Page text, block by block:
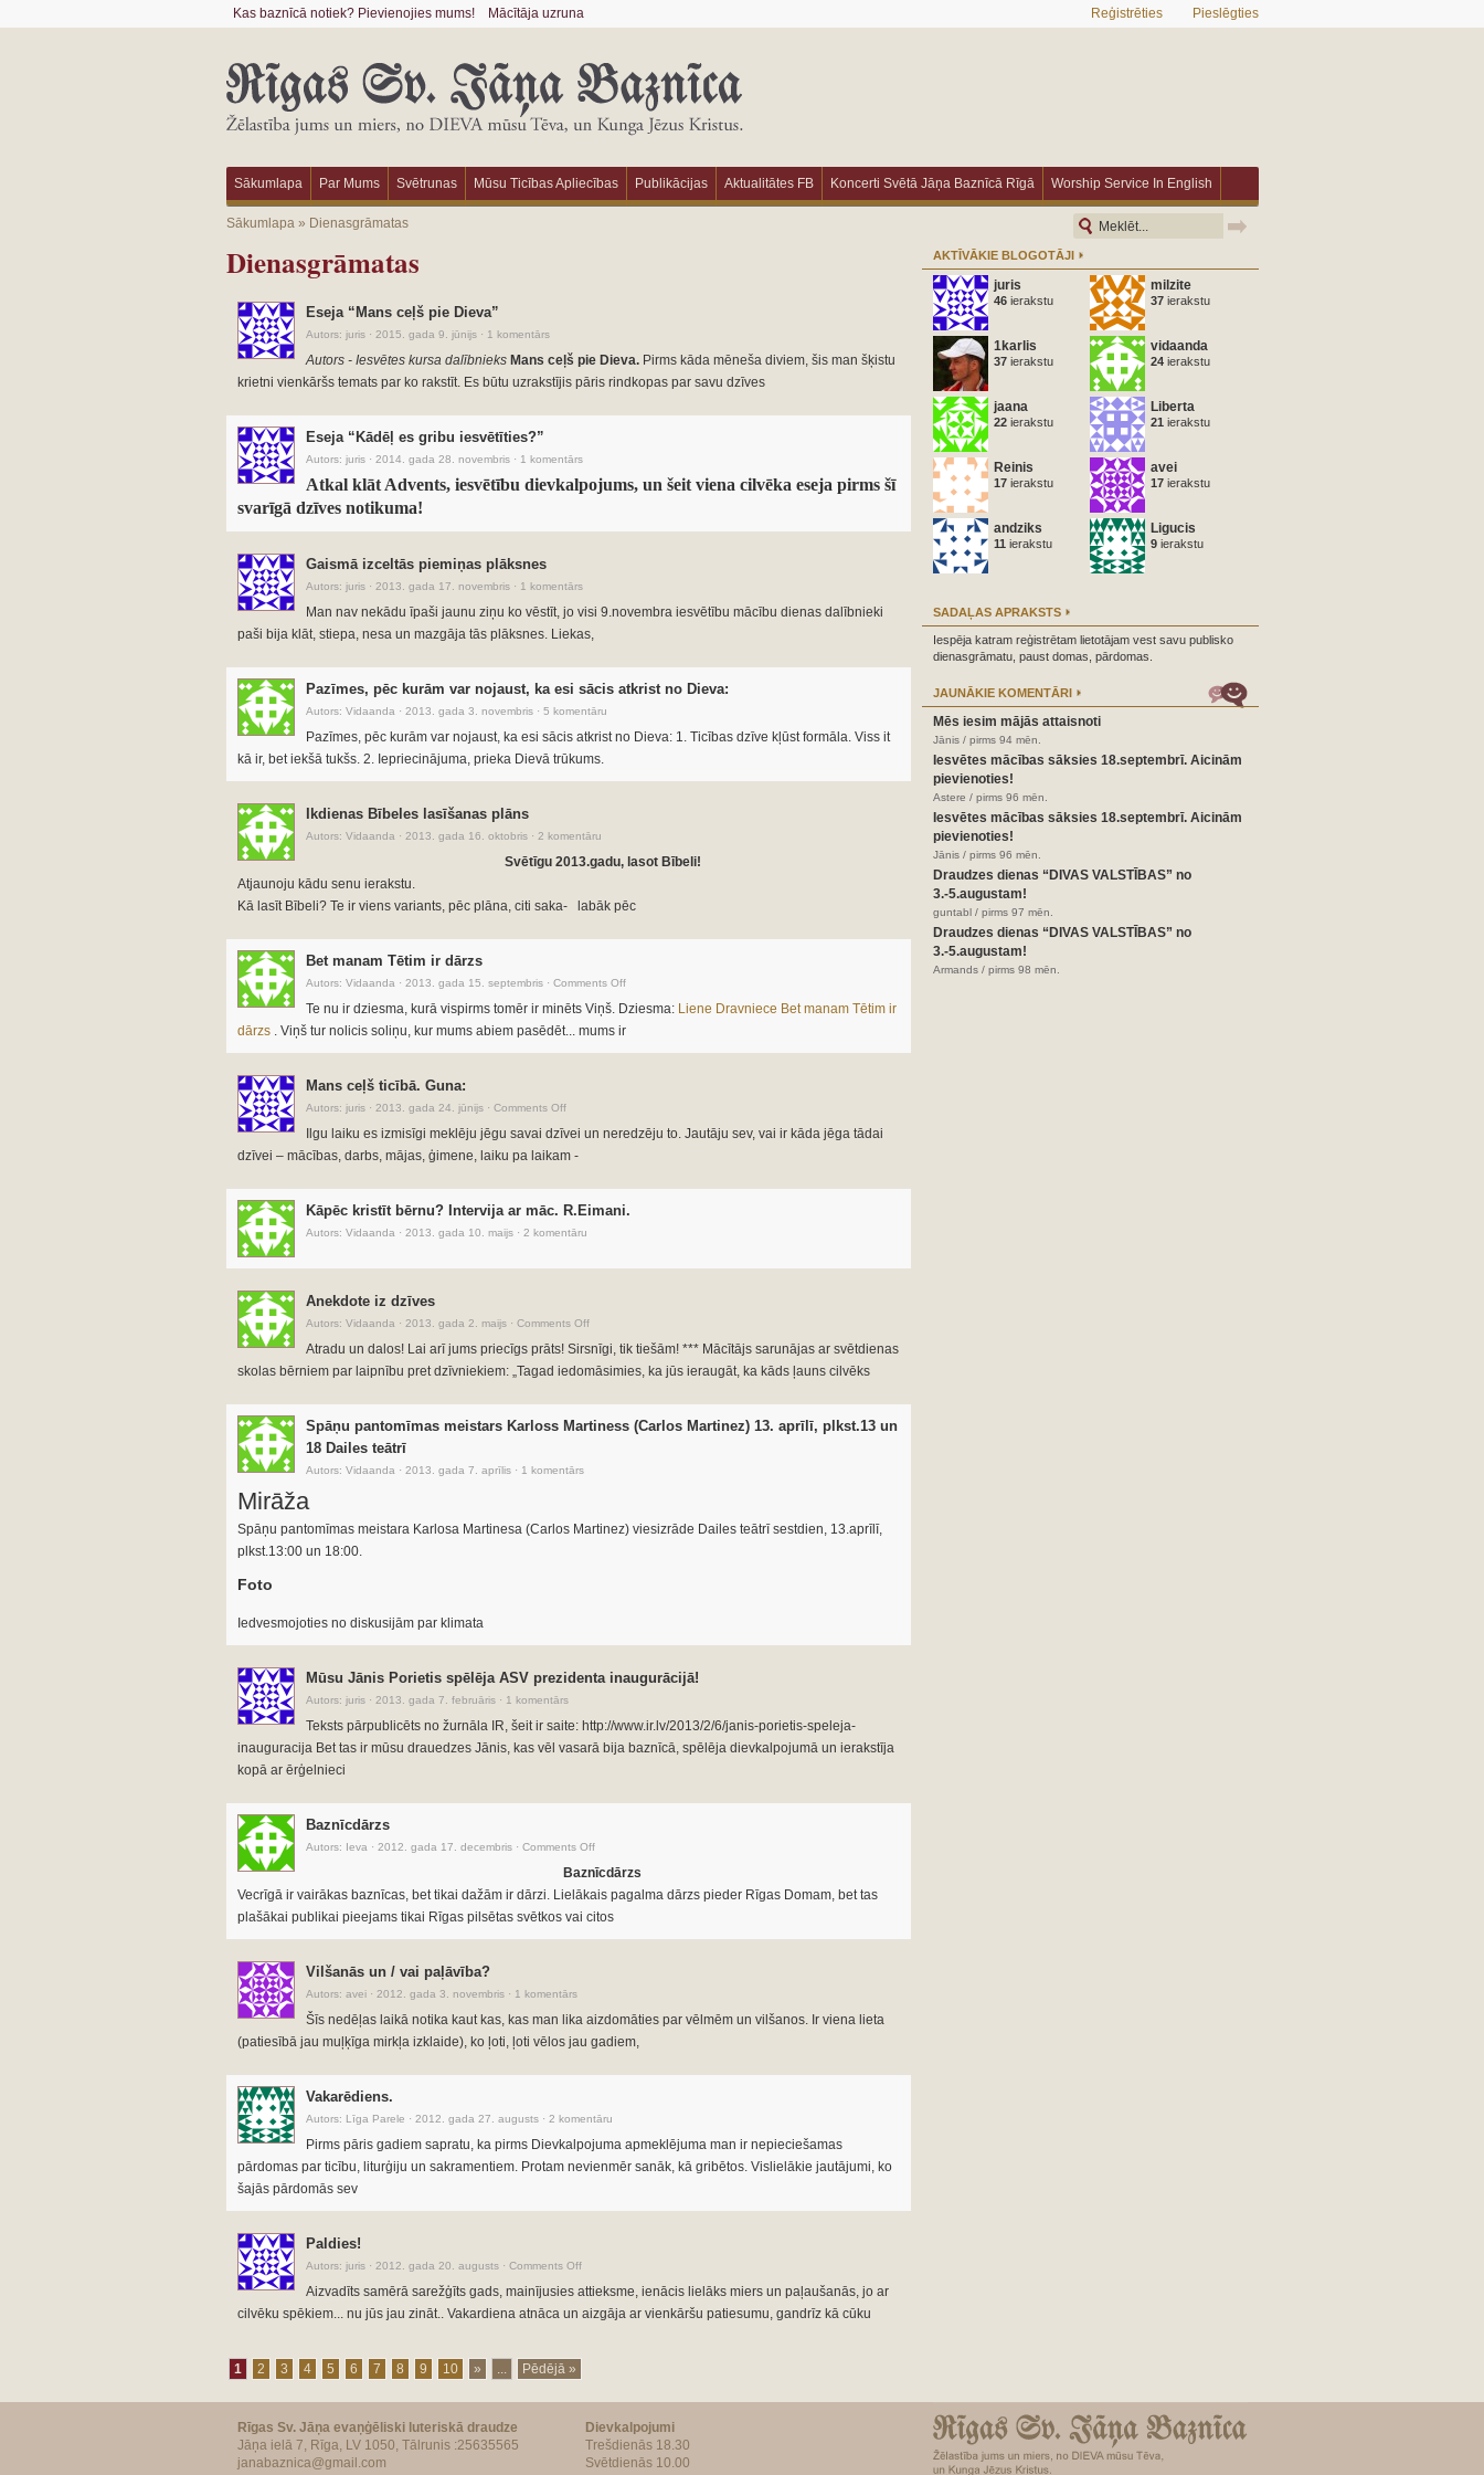
Kas baznīcā notiek? Pievienojies mums! Mācītāja uzruna Reģistrēties Pieslēgties
Sākumlapa Par Mums Svētrunas Mūsu Ticības Apliecības Publikācijas Aktualitātes FB Koncerti Svētā Jāņa Baznīcā Rīgā Worship Service In English
Sākumlapa» Dienasgrāmatas
Dienasgrāmatas
Eseja “Mans ceļš pie Dieva”
Autors: juris · 2015. gada 9. jūnijs · 1 komentārs
Autors - Iesvētes kursa dalībnieks Mans ceļš pie Dieva.Pirms kāda mēneša diviem, šis man šķistu
krietni vienkāršs temats par ko rakstīt. Es būtu uzrakstījis pāris rindkopas par savu dzīves
Eseja “Kādēļ es gribu iesvētīties?”
Autors: juris · 2014. gada 28. novembris · 1 komentārs
Atkal klāt Advents, iesvētību dievkalpojums, un šeit viena cilvēka eseja pirms šī
svarīgā dzīves notikuma!
Gaismā izceltās piemiņas plāksnes
Autors: juris · 2013. gada 17. novembris · 1 komentārs
Man nav nekādu īpaši jaunu ziņu ko vēstīt, jo visi 9.novembra iesvētību mācību dienas dalībnieki
paši bija klāt, stiepa, nesa un mazgāja tās plāksnes. Liekas,
Pazīmes, pēc kurām var nojaust, ka esi sācis atkrist no Dieva:
Autors: Vidaanda · 2013. gada 3. novembris · 5 komentāru
Pazīmes, pēc kurām var nojaust, ka esi sācis atkrist no Dieva: 1. Ticības dzīve kļūst formāla. Viss it
kā ir, bet iekšā tukšs. 2. Iepriecinājuma, prieka Dievā trūkums.
Ikdienas Bībeles lasīšanas plāns
Autors: Vidaanda · 2013. gada 16. oktobris · 2 komentāru
Svētīgu 2013.gadu, lasot Bībeli!
Atjaunoju kādu senu ierakstu.
Kā lasīt Bībeli? Te ir viens variants, pēc plāna, citi saka- labāk pēc
Bet manam Tētim ir dārzs
Autors: Vidaanda · 2013. gada 15. septembris · Comments Off
Te nu ir dziesma, kurā vispirms tomēr ir minēts Viņš. Dziesma: Liene Dravniece Bet manam Tētim ir
dārzs . Viņš tur nolicis soliņu, kur mums abiem pasēdēt... mums ir
Mans ceļš ticībā. Guna:
Autors: juris · 2013. gada 24. jūnijs · Comments Off
Ilgu laiku es izmisīgi meklēju jēgu savai dzīvei un neredzēju to. Jautāju sev, vai ir kāda jēga tādai
dzīvei – mācības, darbs, mājas, ģimene, laiku pa laikam -
Kāpēc kristīt bērnu? Intervija ar māc. R.Eimani.
Autors: Vidaanda · 2013. gada 10. maijs · 2 komentāru
Anekdote iz dzīves
Autors: Vidaanda · 2013. gada 2. maijs · Comments Off
Atradu un dalos! Lai arī jums priecīgs prāts! Sirsnīgi, tik tiešām! *** Mācītājs sarunājas ar svētdienas
skolas bērniem par laipnību pret dzīvniekiem: „Tagad iedomāsimies, ka jūs ieraugāt, ka kāds ļauns cilvēks
Spāņu pantomīmas meistars Karloss Martiness (Carlos Martinez) 13. aprīlī, plkst.13 un
18 Dailes teātrī
Autors: Vidaanda · 2013. gada 7. aprīlis · 1 komentārs
Mirāža
Spāņu pantomīmas meistara Karlosa Martinesa (Carlos Martinez) viesizrāde Dailes teātrī sestdien, 13.aprīlī,
plkst.13:00 un 18:00.
Foto
Iedvesmojoties no diskusijām par klimata
Mūsu Jānis Porietis spēlēja ASV prezidenta inaugurācijā!
Autors: juris · 2013. gada 7. februāris · 1 komentārs
Teksts pārpublicēts no žurnāla IR, šeit ir saite: http://www.ir.lv/2013/2/6/janis-porietis-speleja-
inauguracija Bet tas ir mūsu drauedzes Jānis, kas vēl vasarā bija baznīcā, spēlēja dievkalpojumā un ierakstīja
kopā ar ērģelnieci
Baznīcdārzs
Autors: Ieva · 2012. gada 17. decembris · Comments Off
Baznīcdārzs
Vecrīgā ir vairākas baznīcas, bet tikai dažām ir dārzi. Lielākais pagalma dārzs pieder Rīgas Domam, bet tas
plašākai publikai pieejams tikai Rīgas pilsētas svētkos vai citos
Vilšanās un / vai paļāvība?
Autors: avei · 2012. gada 3. novembris · 1 komentārs
Šīs nedēļas laikā notika kaut kas, kas man lika aizdomāties par vēlmēm un vilšanos. Ir viena lieta
(patiesībā jau muļķīga mirkļa izklaide), ko ļoti, ļoti vēlos jau gadiem,
Vakarēdiens.
Autors: Līga Parele · 2012. gada 27. augusts · 2 komentāru
Pirms pāris gadiem sapratu, ka pirms Dievkalpojuma apmeklējuma man ir nepieciešamas
pārdomas par ticību, liturģiju un sakramentiem. Protam nevienmēr sanāk, kā gribētos. Vislielākie jautājumi, ko
šajās pārdomās sev
Paldies!
Autors: juris · 2012. gada 20. augusts · Comments Off
Aizvadīts samērā sarežģīts gads, mainījusies attieksme, ienācis lielāks miers un paļaušanās, jo ar
cilvēku spēkiem... nu jūs jau zināt.. Vakardiena atnāca un aizgāja ar vienkāršu patiesumu, gandrīz kā cūku
1 2 3 4 5 6 7 8 9 10 » ... Pēdējā »
AKTĪVĀKIE BLOGOTĀJI
juris
46ierakstu
milzite
37 ierakstu
1karlis
37ierakstu
vidaanda
24 ierakstu
jaana
22ierakstu
Liberta
21 ierakstu
Reinis
17ierakstu
avei
17 ierakstu
andziks
11 ierakstu
Ligucis
9 ierakstu
SADAĻAS APRAKSTS
Iespēja katram reģistrētam lietotājam vest savu publisko
dienasgrāmatu, paust domas, pārdomas.
JAUNĀKIE KOMENTĀRI
Mēs iesim mājās attaisnoti
Jānis / pirms 94 mēn.
Iesvētes mācības sāksies 18.septembrī. Aicinām
pievienoties!
Astere / pirms 96 mēn.
Iesvētes mācības sāksies 18.septembrī. Aicinām
pievienoties!
Jānis / pirms 96 mēn.
Draudzes dienas “DIVAS VALSTĪBAS” no
3.-5.augustam!
guntabl / pirms 97 mēn.
Draudzes dienas “DIVAS VALSTĪBAS” no
3.-5.augustam!
Armands / pirms 98 mēn.
Rīgas Sv. Jāņa evaņģēliski luteriskā draudze
Jāņa ielā 7, Rīga, LV 1050, Tālrunis :25635565
janabaznica@gmail.com
Dievkalpojumi
Trešdienās 18.30
Svētdienās 10.00